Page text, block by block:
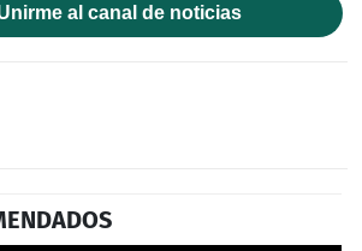
al canal de noticias